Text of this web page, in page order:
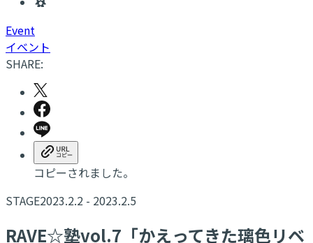
Event
イベント
SHARE:
コピーされました。
STAGE2023.2.2 - 2023.2.5
RAVE☆塾vol.7「かえってきた璃色リベ